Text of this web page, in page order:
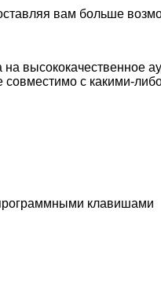
вам больше
высококачественное
с какими-
клавишами